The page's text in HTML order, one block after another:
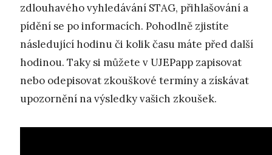
zdlouhavého vyhledávání STAG, přihlašování a
pídění se po informacích. Pohodlně zjistíte
následující hodinu či kolik času máte před další
hodinou. Taky si můžete v UJEPapp zapisovat
nebo odepisovat zkouškové termíny a získávat
upozornění na výsledky vašich zkoušek.